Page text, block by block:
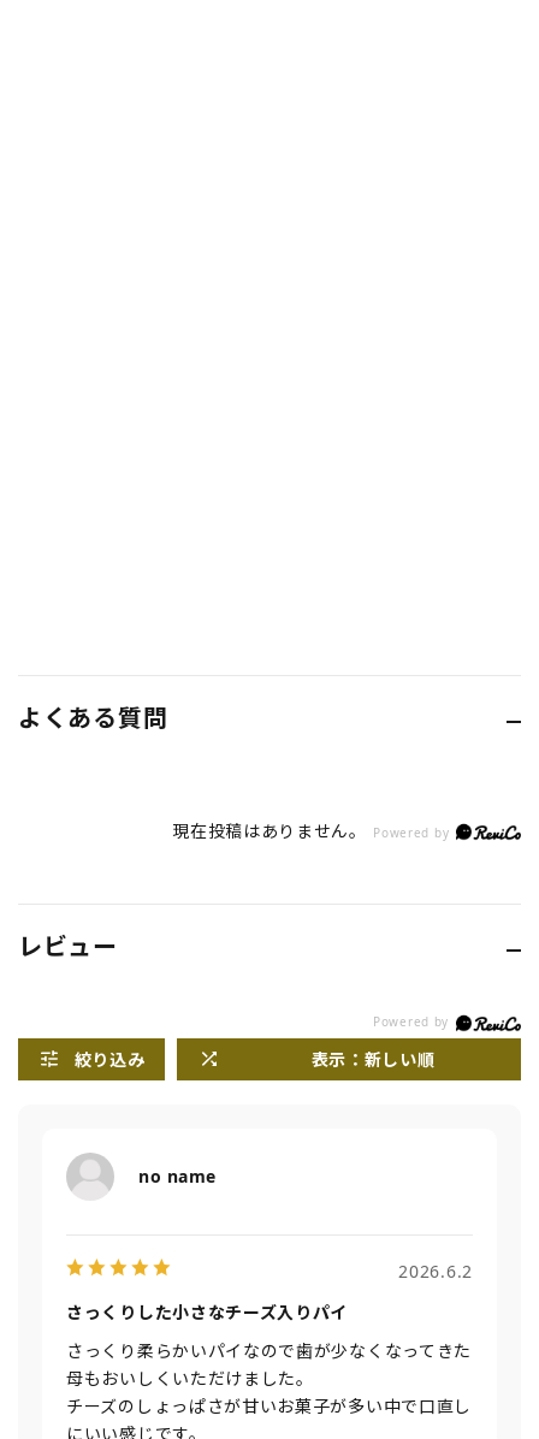
よくある質問
Powered by
現在投稿はありません。
レビュー
絞り込み 表示：新しい順
no name
2026.6.2
さっくりした小さなチーズ入りパイ
さっくり柔らかいパイなので歯が少なくなってきた
母もおいしくいただけました。
チーズのしょっぱさが甘いお菓子が多い中で口直し
にいい感じです。